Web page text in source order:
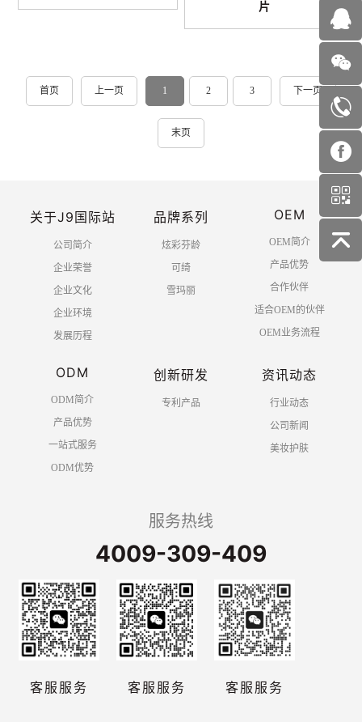
片
首页 上一页 1 2 3 下一页
末页
关于J9国际站
公司简介
企业荣誉
企业文化
企业环境
发展历程
品牌系列
炫彩芬龄
可绮
雪玛丽
OEM
OEM简介
产品优势
合作伙伴
适合OEM的伙伴
OEM业务流程
ODM
ODM简介
产品优势
一站式服务
ODM优势
创新研发
专利产品
资讯动态
行业动态
公司新闻
美妆护肤
服务热线
4009-309-409
客服服务 客服服务 客服服务